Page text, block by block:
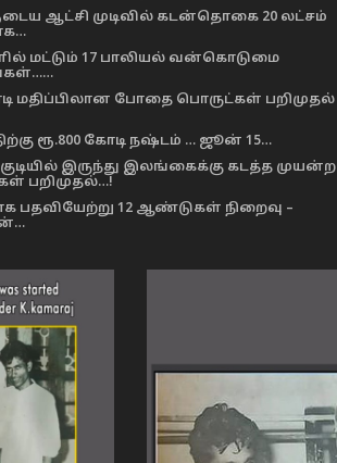
ஆட்சி முடிவில் கடன்தொகை 20 லட்சம்
மட்டும் 17 பாலியல் வன்கொடுமை
மதிப்பிலான போதை பொருட்கள் பறிமுதல்
ரூ.800 கோடி நஷ்டம் … ஜூன் 15…
இருந்து இலங்கைக்கு கடத்த முயன்ற
பறிமுதல்…!
பதவியேற்று 12 ஆண்டுகள் நிறைவு –